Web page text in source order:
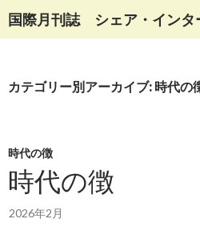
国際月刊誌 シェア・インタ
検
索
ン
動
カテゴリー別アーカイブ: 時代の
時代の徴
時代の徴
2026年2月